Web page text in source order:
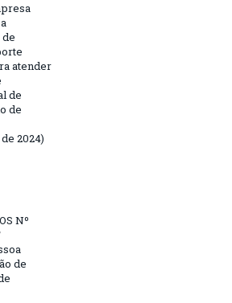
atender
de
de
2024)
Nº
de